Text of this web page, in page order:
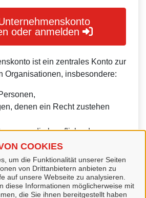
COOKIES
um die Funktionalität unserer Seiten
von Drittanbietern anbieten zu
auf unsere Webseite zu analysieren.
diese Informationen möglicherweise mit
die Sie ihnen bereitgestellt haben
oder anmelden
ist ein zentrales Konto zur
Organisationen, insbesondere:
denen ein Recht zustehen
die beruflich oder
sind.
auch durch Behörden im
4 Verwaltungsverfahrensgesetz